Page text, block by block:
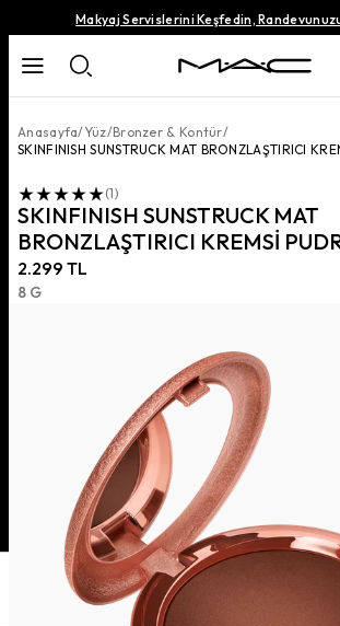
Makyaj Servislerini Keşfedin,
Anasayfa/Yüz/Bronzer & Kontür/
SKINFINISH SUNSTRUCK MAT BRONZLAŞTIRICI
(1)
SKINFINISH SUNSTRUCK MAT
BRONZLAŞTIRICI KREMSİ
2.299 TL
8 G